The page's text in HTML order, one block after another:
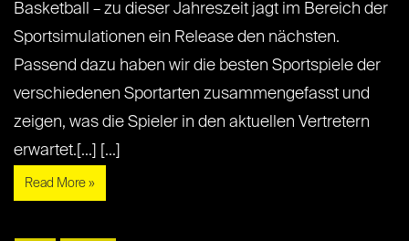
Basketball – zu dieser Jahreszeit jagt im Bereich der
Sportsimulationen ein Release den nächsten.
Passend dazu haben wir die besten Sportspiele der
verschiedenen Sportarten zusammengefasst und
zeigen, was die Spieler in den aktuellen Vertretern
erwartet.[...] [...]
Read More »